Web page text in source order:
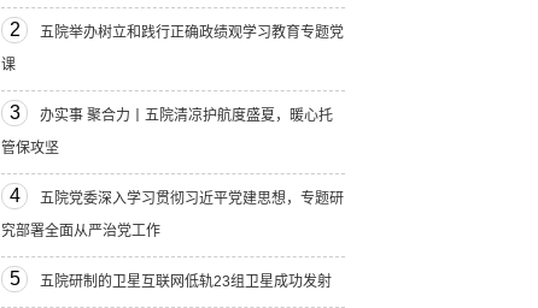
2
五院举办树立和践行正确政绩观学习教育专题党
课
3
办实事 聚合力丨五院清凉护航度盛夏，暖心托
管保攻坚
4
五院党委深入学习贯彻习近平党建思想，专题研
究部署全面从严治党工作
5 五院研制的卫星互联网低轨23组卫星成功发射